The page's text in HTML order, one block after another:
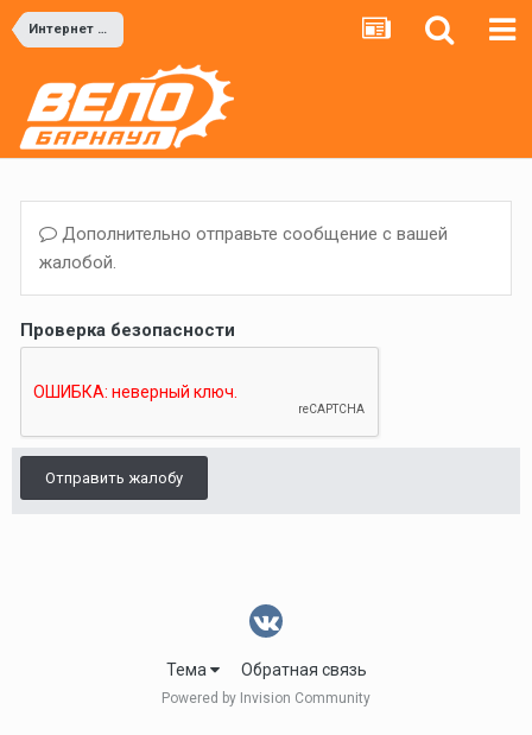
Интернет магазины
Дополнительно отправьте сообщение с вашей
жалобой.
Проверка безопасности
Отправить жалобу
Тема Обратная связь
Powered by Invision Community